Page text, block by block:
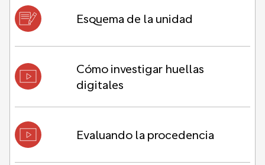
Esquema de la unidad
Cómo investigar huellas
digitales
Evaluando la procedencia